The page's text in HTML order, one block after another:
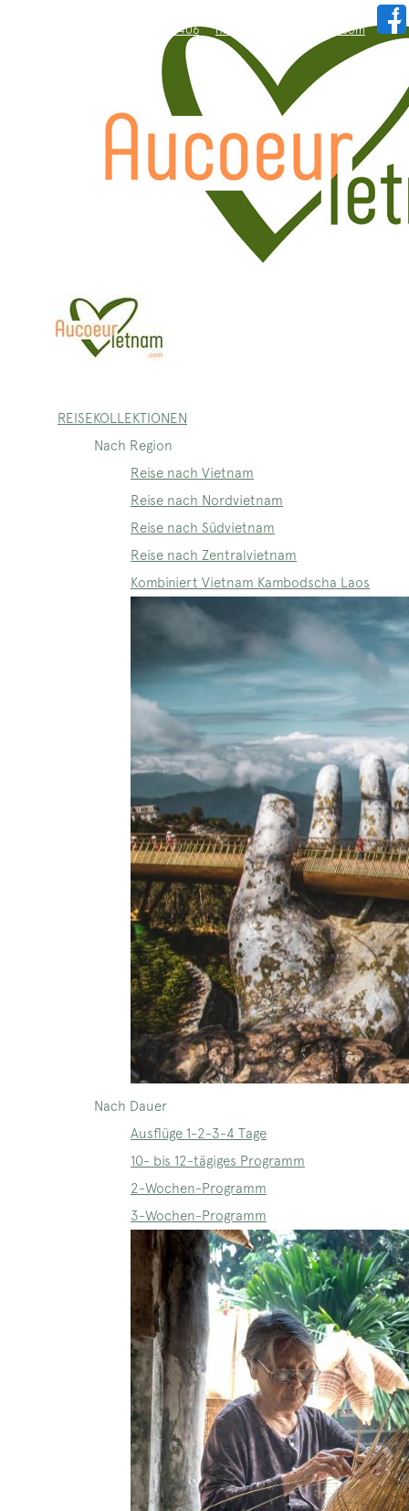
WhatsApp: +84.909.426.406 hallo@aucoeurvietnam.com
REISEKOLLEKTIONEN
Nach Region
Reise nach Vietnam
Reise nach Nordvietnam
Reise nach Südvietnam
Reise nach Zentralvietnam
Kombiniert Vietnam Kambodscha Laos
Nach Dauer
Ausflüge 1-2-3-4 Tage
10- bis 12-tägiges Programm
2-Wochen-Programm
3-Wochen-Programm